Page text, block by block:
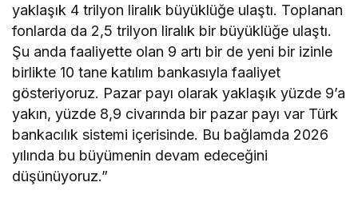
yaklaşık 4 trilyon liralık büyüklüğe ulaştı. Toplanan
fonlarda da 2,5 trilyon liralık bir büyüklüğe ulaştı.
Şu anda faaliyette olan 9 artı bir de yeni bir izinle
birlikte 10 tane katılım bankasıyla faaliyet
gösteriyoruz. Pazar payı olarak yaklaşık yüzde 9’a
yakın, yüzde 8,9 civarında bir pazar payı var Türk
bankacılık sistemi içerisinde. Bu bağlamda 2026
yılında bu büyümenin devam edeceğini
düşünüyoruz.”